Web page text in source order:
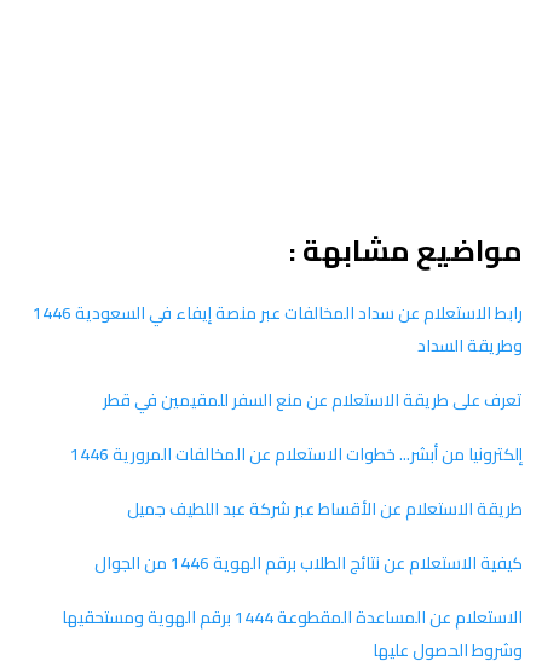
مواضيع مشابهة :
رابط الاستعلام عن سداد المخالفات عبر منصة إيفاء في السعودية 1446
وطريقة السداد
تعرف على طريقة الاستعلام عن منع السفر للمقيمين في قطر
إلكترونيا من أبشر... خطوات الاستعلام عن المخالفات المرورية 1446
طريقة الاستعلام عن الأقساط عبر شركة عبد اللطيف جميل
كيفية الاستعلام عن نتائج الطلاب برقم الهوية 1446 من الجوال
الاستعلام عن المساعدة المقطوعة 1444 برقم الهوية ومستحقيها
وشروط الحصول عليها